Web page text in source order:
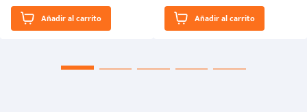
El Rugido del Sol Naciente:
“Primeros para la Et...
Añadir al carrito Añadir al carrito